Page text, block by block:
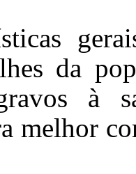
da
à
melhor